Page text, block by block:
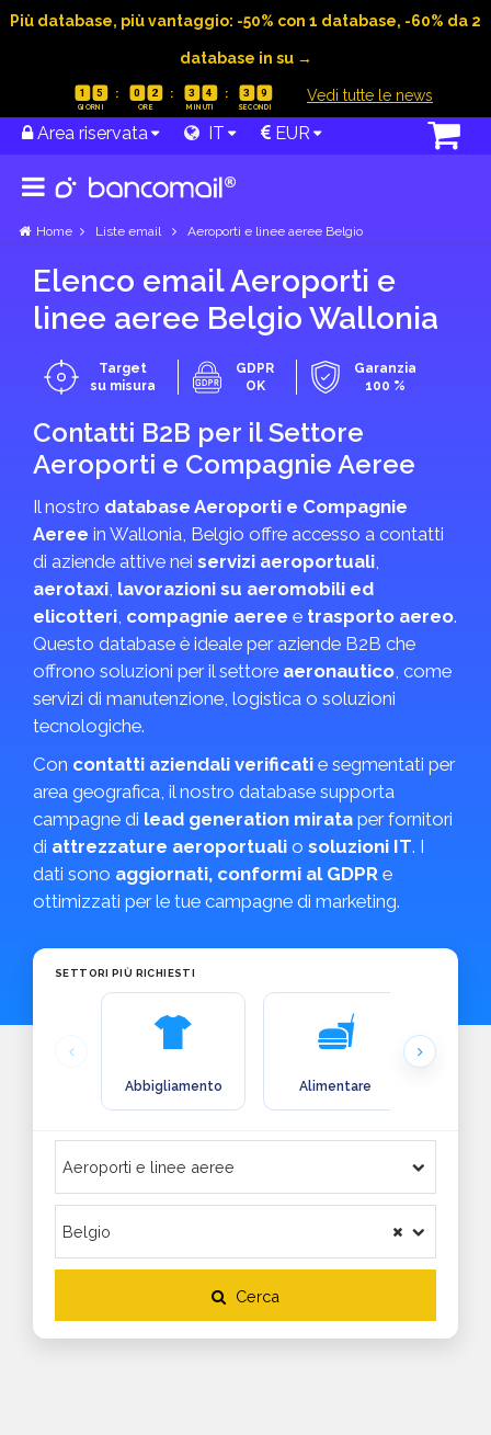
Più database, più vantaggio: -50% con 1 database, -60% da 2
database in su →
1 5 0 2 3 4 3 8 Vedi tutte le news
Area riservata IT EUR
Home Liste email Aeroporti e linee aeree Belgio
Elenco email Aeroporti e
linee aeree Belgio Wallonia
Target
su misura
GDPR
OK
Garanzia
100 %
Contatti B2B per il Settore
Aeroporti e Compagnie Aeree
Il nostro database Aeroporti e Compagnie
Aeree in Wallonia, Belgio offre accesso a contatti
di aziende attive nei servizi aeroportuali,
aerotaxi, lavorazioni su aeromobili ed
elicotteri, compagnie aeree e trasporto aereo.
Questo database è ideale per aziende B2B che
offrono soluzioni per il settore aeronautico, come
servizi di manutenzione, logistica o soluzioni
tecnologiche.
Con contatti aziendali verificati e segmentati per
area geografica, il nostro database supporta
campagne di lead generation mirata per fornitori
di attrezzature aeroportuali o soluzioni IT. I
dati sono aggiornati, conformi al GDPR e
ottimizzati per le tue campagne di marketing.
SETTORI PIÙ RICHIESTI
Abbigliamento Alimentare
Cerca